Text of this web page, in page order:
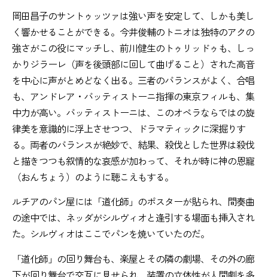
岡田昌子のサントゥッツァは強い声を安定して、しかも美し
く響かせることができる。今井俊輔のトニオは独特のアクの
強さがこの役にマッチし、前川健生のトゥリッドゥも、しっ
かりジラーレ（声を後頭部に回して曲げること）された高音
を中心に声がとめどなく出る。三者のバランスがよく、合唱
も、アンドレア・バッティストーニ指揮の東京フィルも、集
中力が高い。バッティストーニは、このオペラならではの旋
律美を意識的に浮上させつつ、ドラマティックに深掘りす
る。両者のバランスが絶妙で、結果、殺伐とした世界は殺伐
と描きつつも叙情的な哀感が加わって、それが時に神の恩寵
（おんちょう）のように聴こえもする。
ルチアのパン屋には「道化師」のポスターが貼られ、間奏曲
の途中では、ネッダがシルヴィオと逢引する場面も挿入され
た。シルヴィオはここでパンを焼いていたのだ。
「道化師」の回り舞台も、楽屋とその隣の劇場、その外の廊